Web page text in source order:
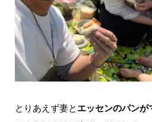
とりあえず妻と エッセンのパンが